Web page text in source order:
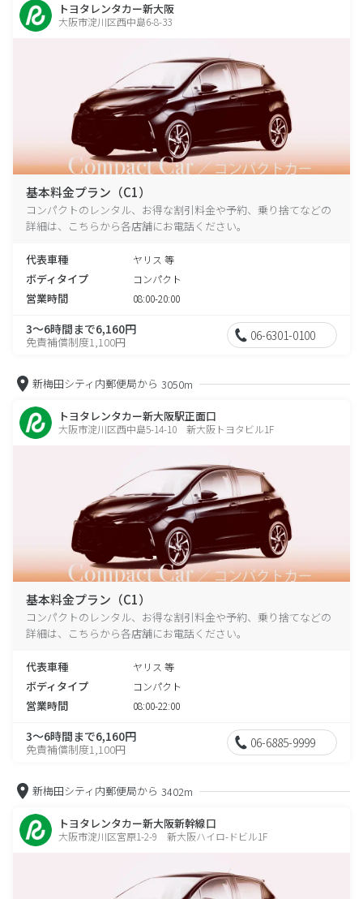
トヨタレンタカー新大阪
大阪市淀川区西中島6-8-33
基本料金プラン（C1）
コンパクトのレンタル、お得な割引料金や予約、乗り捨てなどの
詳細は、こちらから各店舗にお電話ください。
代表車種 ヤリス 等
ボディタイプ コンパクト
営業時間 08:00-20:00
3～6時間まで6,160円
免責補償制度1,100円 06-6301-0100
新梅田シティ内郵便局から 3050m
トヨタレンタカー新大阪駅正面口
大阪市淀川区西中島5-14-10 新大阪トヨタビル1F
基本料金プラン（C1）
コンパクトのレンタル、お得な割引料金や予約、乗り捨てなどの
詳細は、こちらから各店舗にお電話ください。
代表車種 ヤリス 等
ボディタイプ コンパクト
営業時間 08:00-22:00
3～6時間まで6,160円
免責補償制度1,100円 06-6885-9999
新梅田シティ内郵便局から 3402m
トヨタレンタカー新大阪新幹線口
大阪市淀川区宮原1-2-9 新大阪ハイロ-ドビル1F